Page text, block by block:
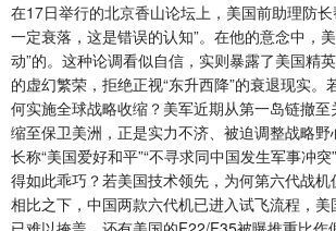
在17日举行的北京香山论坛上，美国前助理防
一定衰落，这是错误的认知”。在他的意念中，
动”的。这种论调看似自信，实则暴露了美国精
的虚幻繁荣，拒绝正视“东升西降”的衰退现实。
何实施全球战略收缩？美军近期从第一岛链撤
缩至保卫美洲，正是实力不济、被迫调整战略
长称“美国爱好和平”“不寻求同中国发生军事冲
得如此乖巧？若美国技术领先，为何第六代战机
相比之下，中国两款六代机已进入试飞流程，